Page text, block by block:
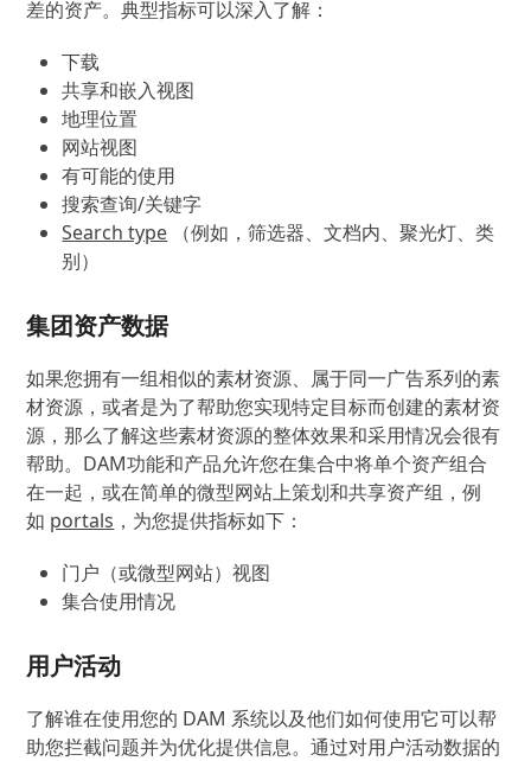
差的资产。典型指标可以深入了解：
下载
共享和嵌入视图
地理位置
网站视图
有可能的使用
搜索查询/关键字
Search type （例如，筛选器、文档内、聚光灯、类
别）
集团资产数据
如果您拥有一组相似的素材资源、属于同一广告系列的素
材资源，或者是为了帮助您实现特定目标而创建的素材资
源，那么了解这些素材资源的整体效果和采用情况会很有
帮助。DAM功能和产品允许您在集合中将单个资产组合
在一起，或在简单的微型网站上策划和共享资产组，例
如 portals ，为您提供指标如下：
门户（或微型网站）视图
集合使用情况
用户活动
了解谁在使用您的 DAM 系统以及他们如何使用它可以帮
助您拦截问题并为优化提供信息。通过对用户活动数据的